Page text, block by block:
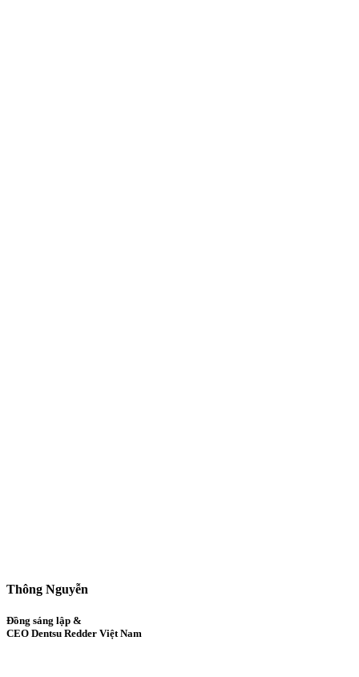
Thông Nguyễn
Đồng sáng lập &
CEO Dentsu Redder Việt Nam